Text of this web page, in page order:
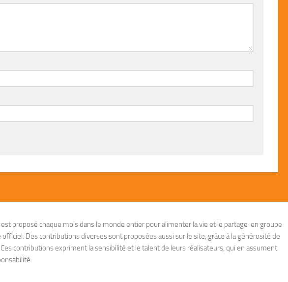
proposé chaque mois dans le monde entier pour alimenter la vie et le partage en groupe
Des contributions diverses sont proposées aussi sur le site, grâce à la générosité de
contributions expriment la sensibilité et le talent de leurs réalisateurs, qui en assument